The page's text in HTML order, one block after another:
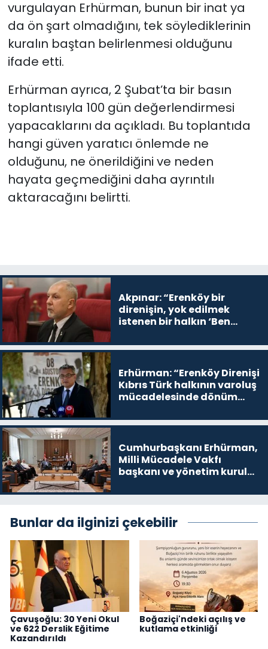
vurgulayan Erhürman, bunun bir inat ya
da ön şart olmadığını, tek söylediklerinin
kuralın baştan belirlenmesi olduğunu
ifade etti.
Erhürman ayrıca, 2 Şubat’ta bir basın
toplantısıyla 100 gün değerlendirmesi
yapacaklarını da açıkladı. Bu toplantıda
hangi güven yaratıcı önlemde ne
olduğunu, ne önerildiğini ve neden
hayata geçmediğini daha ayrıntılı
aktaracağını belirtti.
Akpınar: “Erenköy bir
direnişin, yok edilmek
istenen bir halkın ‘Ben
devam edeceğim’ dediği
Erhürman: “Erenköy Direnişi
Kıbrıs Türk halkının varoluş
mücadelesinde dönüm
Cumhurbaşkanı Erhürman,
Milli Mücadele Vakfı
başkanı ve yönetim kurulu
Bunlar da ilginizi çekebilir
Çavuşoğlu: 30 Yeni Okul
ve 622 Derslik Eğitime
Kazandırıldı
Boğaziçi'ndeki açılış ve
kutlama etkinliği